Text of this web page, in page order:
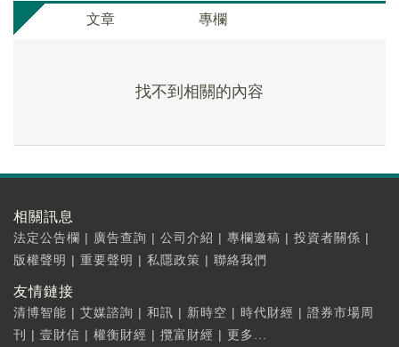
文章 專欄
找不到相關的內容
相關訊息
法定公告欄 | 廣告查詢 | 公司介紹 | 專欄邀稿 | 投資者關係 |
版權聲明 | 重要聲明 | 私隱政策 | 聯絡我們
友情鏈接
清博智能 | 艾媒諮詢 | 和訊 | 新時空 | 時代財經 | 證券市場周
刊
| 壹財信 | 權衡財經 | 攬富財經 | 更多...